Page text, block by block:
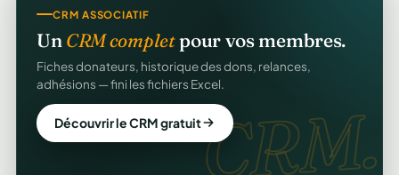
CRM.
CRM ASSOCIATIF
Un CRM completpour vos membres.
Fiches donateurs, historique des dons, relances,
adhésions — fini les fichiers Excel.
Découvrir le CRM gratuit